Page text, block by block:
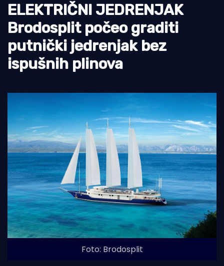
Ekologija
Tradicija i kultura
ELEKTRIČNI JEDRENJAK
Brodosplit počeo graditi
putnički jedrenjak bez
ispušnih plinova
Foto: Brodosplit